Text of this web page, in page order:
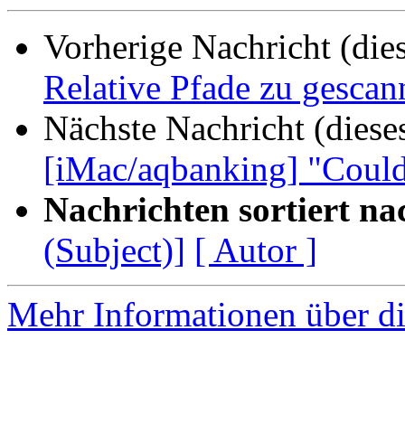
Vorherige Nachricht
Relative Pfade zu
Nächste Nachricht
[iMac/aqbanking]
Nachrichten sortiert
(Subject)] [ Autor ]
Mehr Informationen über